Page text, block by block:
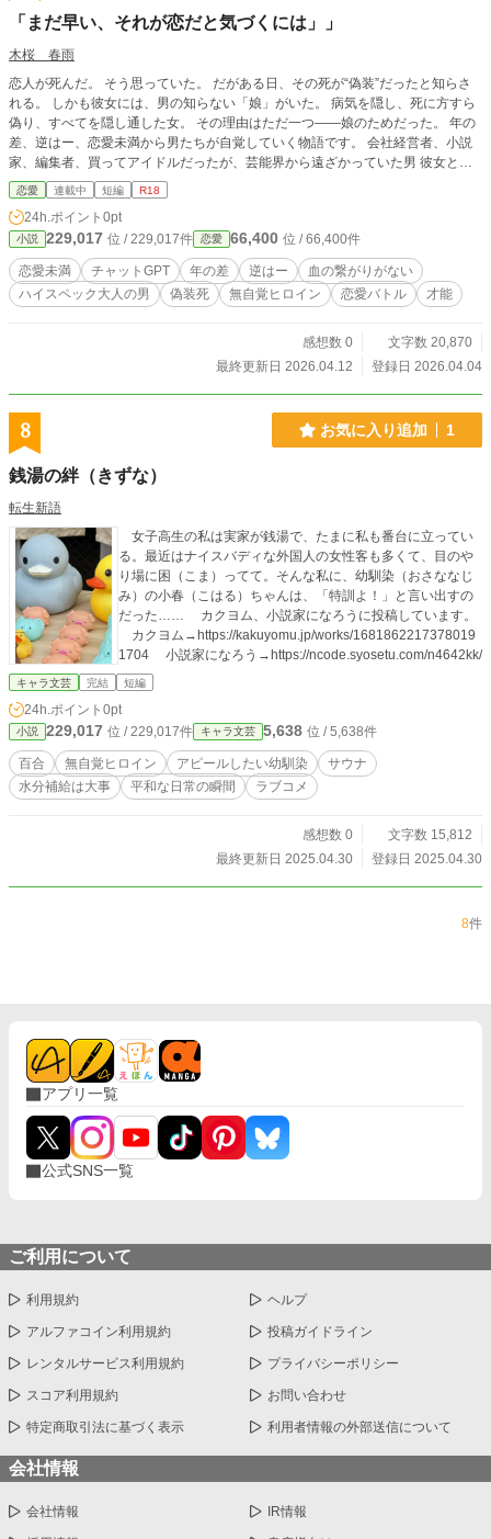
「まだ早い、それが恋だと気づくには」」
木桜 春雨
恋人が死んだ。 そう思っていた。 だがある日、その死が“偽装”だったと知らさ
れる。 しかも彼女には、男の知らない「娘」がいた。 病気を隠し、死に方すら
偽り、すべてを隠し通した女。 その理由はただ一つ――娘のためだった。 年の
差、逆はー、恋愛未満から男たちが自覚していく物語です。 会社経営者、小説
家、編集者、買ってアイドルだったが、芸能界から遠ざかっていた男 彼女と出
会い、関わることで男たちは少しずつ変わっていく。
恋愛 連載中 短編 R18
24h.ポイント 0pt
小説 229,017 位 / 229,017件 恋愛 66,400 位 / 66,400件
恋愛未満 チャットGPT 年の差 逆はー
血の繋がりがない
ハイスペック大人の男
偽装死 無自覚ヒロイン 恋愛バトル 才能
感想数 0
文字数 20,870
最終更新日 2026.04.12
登録日 2026.04.04
8 お気に入り追加 1
銭湯の絆（きずな）
転生新語
女子高生の私は実家が銭湯で、たまに私も番台に立ってい
る。最近はナイスバディな外国人の女性客も多くて、目のや
り場に困（こま）ってて。そんな私に、幼馴染（おさななじ
み）の小春（こはる）ちゃんは、「特訓よ！」と言い出すの
だった…… カクヨム、小説家になろうに投稿しています。
カクヨム→https://kakuyomu.jp/works/1681862217378019
1704 小説家になろう→https://ncode.syosetu.com/n4642kk/
キャラ文芸 完結 短編
24h.ポイント 0pt
小説 229,017 位 / 229,017件 キャラ文芸 5,638 位 / 5,638件
百合 無自覚ヒロイン アピールしたい幼馴染
サウナ
水分補給は大事
平和な日常の瞬間 ラブコメ
感想数 0
文字数 15,812
最終更新日 2025.04.30
登録日 2025.04.30
8件
アプリ一覧
公式SNS一覧
ご利用について
利用規約 ヘルプ
アルファコイン利用規約 投稿ガイドライン
レンタルサービス利用規約 プライバシーポリシー
スコア利用規約 お問い合わせ
特定商取引法に基づく表示 利用者情報の外部送信について
会社情報
会社情報 IR情報